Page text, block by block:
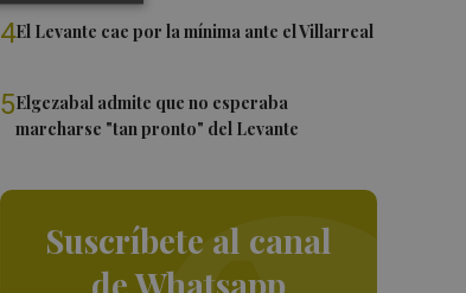
4El Levante cae por la mínima ante el Villarreal
5Elgezabal admite que no esperaba
marcharse "tan pronto" del Levante
Suscríbete al canal